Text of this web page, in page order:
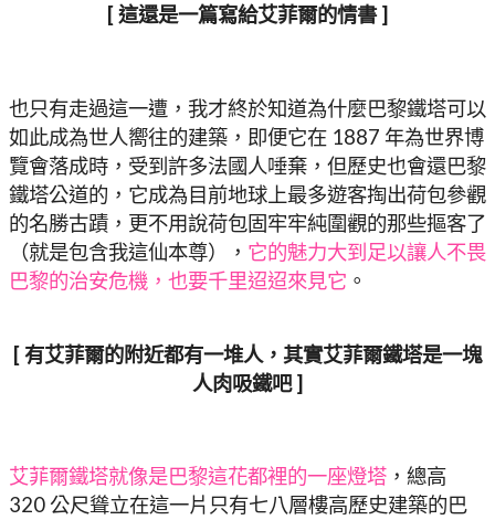
[ 這還是一篇寫給艾菲爾的情書 ]
也只有走過這一遭，我才終於知道為什麼巴黎鐵塔可以
如此成為世人嚮往的建築，即便它在 1887 年為世界博
覽會落成時，受到許多法國人唾棄，但歷史也會還巴黎
鐵塔公道的，它成為目前地球上最多遊客掏出荷包參觀
的名勝古蹟，更不用說荷包固牢牢純圍觀的那些摳客了
（就是包含我這仙本尊）， 它的魅力大到足以讓人不畏
巴黎的治安危機，也要千里迢迢來見它 。
[ 有艾菲爾的附近都有一堆人，其實艾菲爾鐵塔是一塊
人肉吸鐵吧 ]
艾菲爾鐵塔就像是巴黎這花都裡的一座燈塔 ，總高
320 公尺聳立在這一片只有七八層樓高歷史建築的巴